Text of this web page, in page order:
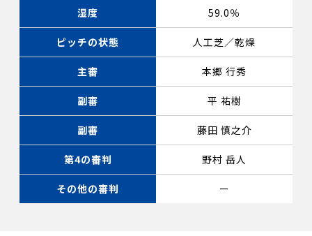
湿度 59.0％
ピッチの状態 人工芝／乾燥
主審 本郷 行秀
副審 平 祐樹
副審 藤田 慎之介
第4の審判 野村 岳人
その他の審判 ー